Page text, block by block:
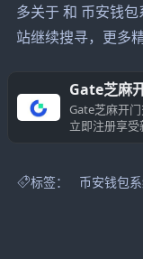
多关于 和 币安钱
站继续搜寻，更多
Gate芝麻
Gate芝麻开
立即注册享受
标签： 币安钱包